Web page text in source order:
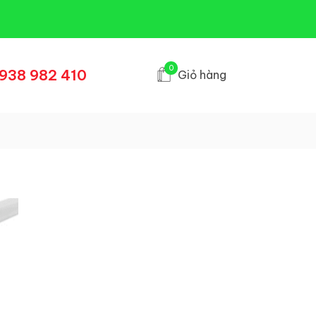
982 410 0 Giỏ hàng